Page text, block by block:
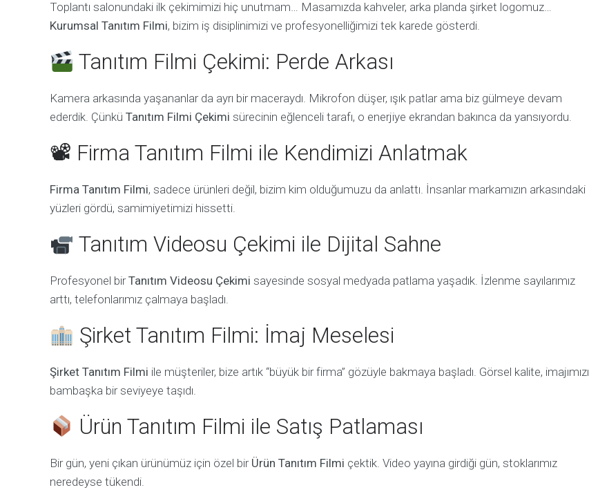
Toplantı salonundaki ilk çekimimizi hiç unutmam… Masamızda kahveler, arka planda şirket logomuz…
Kurumsal Tanıtım Filmi, bizim iş disiplinimizi ve profesyonelliğimizi tek karede gösterdi.
Tanıtım Filmi Çekimi: Perde Arkası
Kamera arkasında yaşananlar da ayrı bir maceraydı. Mikrofon düşer, ışık patlar ama biz gülmeye devam
ederdik. Çünkü Tanıtım Filmi Çekimi sürecinin eğlenceli tarafı, o enerjiye ekrandan bakınca da yansıyordu.
📽 Firma Tanıtım Filmi ile Kendimizi Anlatmak
Firma Tanıtım Filmi, sadece ürünleri değil, bizim kim olduğumuzu da anlattı. İnsanlar markamızın arkasındaki
yüzleri gördü, samimiyetimizi hissetti.
Tanıtım Videosu Çekimi ile Dijital Sahne
Profesyonel birTanıtım Videosu Çekimi sayesinde sosyal medyada patlama yaşadık. İzlenme sayılarımız
arttı, telefonlarımız çalmaya başladı.
Şirket Tanıtım Filmi: İmaj Meselesi
Şirket Tanıtım Filmi ile müşteriler, bize artık “büyük bir firma” gözüyle bakmaya başladı. Görsel kalite, imajımızı
bambaşka bir seviyeye taşıdı.
Ürün Tanıtım Filmi ile Satış Patlaması
Bir gün, yeni çıkan ürünümüz için özel bir Ürün Tanıtım Filmi çektik. Video yayına girdiği gün, stoklarımız
neredeyse tükendi.